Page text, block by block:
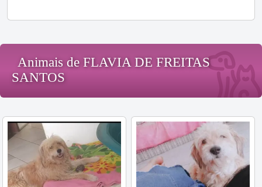
Animais de FLAVIA DE FREITAS
SANTOS